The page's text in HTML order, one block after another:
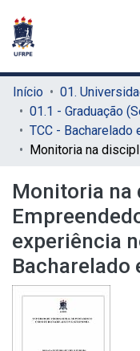
Início
01.1 - Graduação
Monitoria na
experiência
Bacharelado